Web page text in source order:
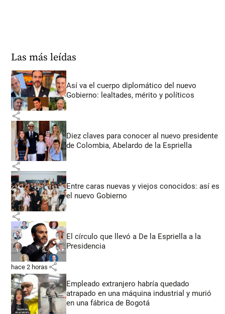
Las más leídas
Así va el cuerpo diplomático del nuevo
Gobierno: lealtades, mérito y políticos
share
Diez claves para conocer al nuevo presidente
de Colombia, Abelardo de la Espriella
share
Entre caras nuevas y viejos conocidos: así es
el nuevo Gobierno
share
El círculo que llevó a De la Espriella a la
Presidencia
hace 2 horas share
Empleado extranjero habría quedado
atrapado en una máquina industrial y murió
en una fábrica de Bogotá